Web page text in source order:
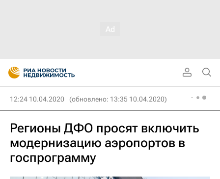
12:24 10.04.2020 (обновлено: 13:35 10.04.2020)
Регионы ДФО просят включить
модернизацию аэропортов в
госпрограмму